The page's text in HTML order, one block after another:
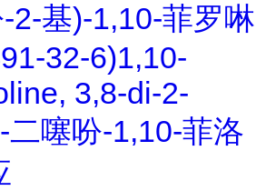
2-基)-1,10-菲罗啉
32-6)1,10-
3,8-di-2-
噻吩-1,10-菲洛